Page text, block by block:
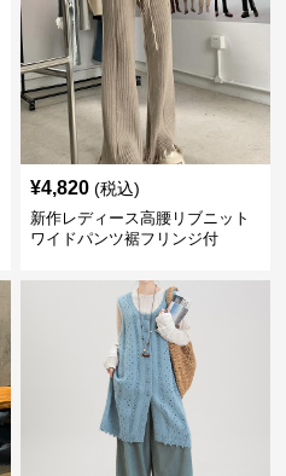
¥4,820 (税込)
新作レディース高腰リブニット
ワイドパンツ裾フリンジ付